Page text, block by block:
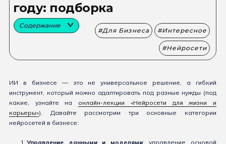
году: подборка
Содержание
Для Бизнеса Интересное
Нейросети
ИИ в бизнесе — это не универсальное решение, а гибкий
инструмент, который можно адаптировать под разные нужды (под
какие, узнайте на онлайн-лекции «Нейросети для жизни и
карьеры»). Давайте рассмотрим три основные категории
нейросетей в бизнесе:
Управление данными и моделями: управление основой